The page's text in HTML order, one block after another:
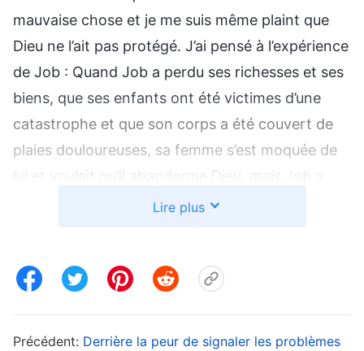
mauvaise chose et je me suis même plaint que
Dieu ne l’ait pas protégé. J’ai pensé à l’expérience
de Job : Quand Job a perdu ses richesses et ses
biens, que ses enfants ont été victimes d’une
catastrophe et que son corps a été couvert de
plaies douloureuses, sa femme s’est moquée de
lui et voulait qu’il abandonne Dieu, mais Job a
réprimandé sa femme en disant : « Tu parles
pas aussi le mal ! »
(Job 2:10). Job avait un cœur
l’adversité, il pouvait toujours l’accepter de Dieu
Lire plus
Précédent: Derrière la peur de signaler les problèmes